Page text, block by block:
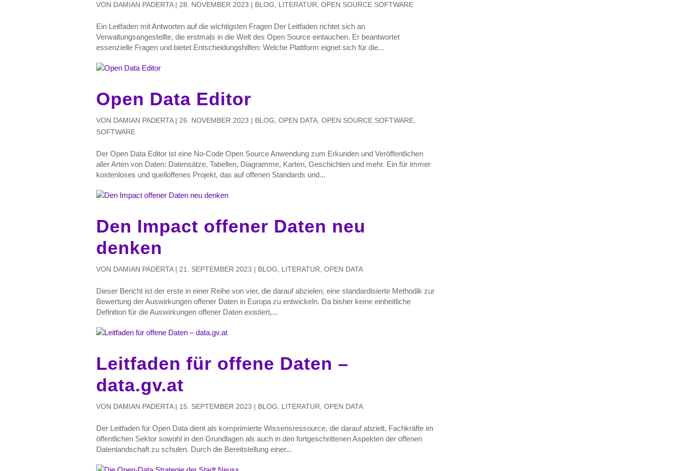
VON DAMIAN PADERTA| 28. NOVEMBER 2023 | BLOG LITERATUR OPEN SOURCE SOFTWARE
Ein Leitfaden mit Antworten auf die wichtigsten Fragen Der Leitfaden richtet sich an
Verwaltungsangestellte, die erstmals in die Welt des Open Source eintauchen. Er beantwortet
essenzielle Fragen und bietet Entscheidungshilfen: Welche Plattform eignet sich für die...
Open Data Editor
VON DAMIAN PADERTA| 26. NOVEMBER 2023 | BLOG OPEN DATA OPEN SOURCE SOFTWARE
SOFTWARE
Der Open Data Editor ist eine No-Code Open Source Anwendung zum Erkunden und Veröffentlichen
aller Arten von Daten: Datensätze, Tabellen, Diagramme, Karten, Geschichten und mehr. Ein für immer
kostenloses und quelloffenes Projekt, das auf offenen Standards und...
Den Impact offener Daten neu
denken
VON DAMIAN PADERTA| 21. SEPTEMBER 2023 | BLOG LITERATUR OPEN DATA
Dieser Bericht ist der erste in einer Reihe von vier, die darauf abzielen, eine standardisierte Methodik zur
Bewertung der Auswirkungen offener Daten in Europa zu entwickeln. Da bisher keine einheitliche
Definition für die Auswirkungen offener Daten existiert,...
Leitfaden für offene Daten –
data.gv.at
VON DAMIAN PADERTA| 15. SEPTEMBER 2023 | BLOG LITERATUR OPEN DATA
Der Leitfaden für Open Data dient als komprimierte Wissensressource, die darauf abzielt, Fachkräfte im
öffentlichen Sektor sowohl in den Grundlagen als auch in den fortgeschrittenen Aspekten der offenen
Datenlandschaft zu schulen. Durch die Bereitstellung einer...